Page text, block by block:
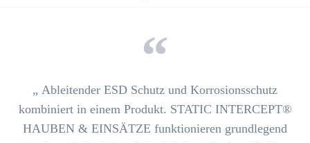
„ Ableitender ESD Schutz und Korrosionsschutz
kombiniert in einem Produkt. STATIC INTERCEPT®
HAUBEN & EINSÄTZE funktionieren grundlegend